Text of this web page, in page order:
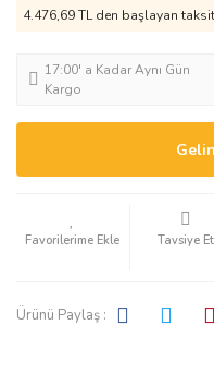
4.476,69 TL den başlayan
17:00' a Kadar Aynı Gün
Kargo
Tavsiye Et
Ürünü Paylaş :